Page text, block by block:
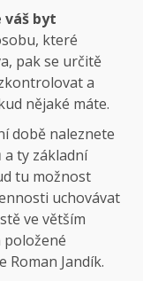
byt
které
pak se určitě
a
nějaké máte.
době naleznete
ty základní
tu možnost
uchovávat
ve větším
položené
Roman Jandík.